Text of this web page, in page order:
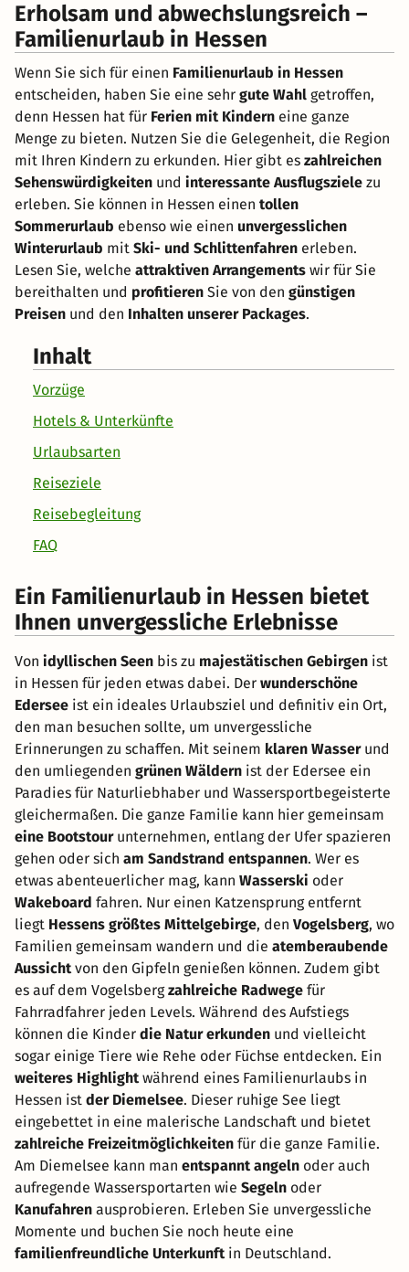
Erholsam und abwechslungsreich –
Familienurlaub in Hessen
Wenn Sie sich für einen Familienurlaub in Hessen
entscheiden, haben Sie eine sehr gute Wahl getroffen,
denn Hessen hat für Ferien mit Kindern eine ganze
Menge zu bieten. Nutzen Sie die Gelegenheit, die Region
mit Ihren Kindern zu erkunden. Hier gibt es zahlreichen
Sehenswürdigkeiten und interessante Ausflugsziele zu
erleben. Sie können in Hessen einen tollen
Sommerurlaub ebenso wie einen unvergesslichen
Winterurlaub mit Ski- und Schlittenfahren erleben.
Lesen Sie, welche attraktiven Arrangements wir für Sie
bereithalten und profitieren Sie von den günstigen
Preisen und den Inhalten unserer Packages.
Inhalt
Vorzüge
Hotels & Unterkünfte
Urlaubsarten
Reiseziele
Reisebegleitung
FAQ
Ein Familienurlaub in Hessen bietet
Ihnen unvergessliche Erlebnisse
Von idyllischen Seen bis zu majestätischen Gebirgen ist
in Hessen für jeden etwas dabei. Der wunderschöne
Edersee ist ein ideales Urlaubsziel und definitiv ein Ort,
den man besuchen sollte, um unvergessliche
Erinnerungen zu schaffen. Mit seinem klaren Wasserund
den umliegenden grünen Wäldern ist der Edersee ein
Paradies für Naturliebhaber und Wassersportbegeisterte
gleichermaßen. Die ganze Familie kann hier gemeinsam
eine Bootstourunternehmen, entlang der Ufer spazieren
gehen oder sich am Sandstrand entspannen. Wer es
etwas abenteuerlicher mag, kann Wasserski oder
Wakeboard fahren. Nur einen Katzensprung entfernt
liegt Hessens größtes Mittelgebirge, den Vogelsberg, wo
Familien gemeinsam wandern und die atemberaubende
Aussichtvon den Gipfeln genießen können. Zudem gibt
es auf dem Vogelsbergzahlreiche Radwege für
Fahrradfahrer jeden Levels. Während des Aufstiegs
können die Kinder die Natur erkunden und vielleicht
sogar einige Tiere wie Rehe oder Füchse entdecken. Ein
weiteres Highlightwährend eines Familienurlaubs in
Hessen ist der Diemelsee. Dieser ruhige See liegt
eingebettet in eine malerische Landschaft und bietet
zahlreiche Freizeitmöglichkeiten für die ganze Familie.
Am Diemelsee kann man entspannt angeln oder auch
aufregende Wassersportarten wie Segeln oder
Kanufahren ausprobieren. Erleben Sie unvergessliche
Momente und buchen Sie noch heute eine
familienfreundliche Unterkunftin Deutschland.